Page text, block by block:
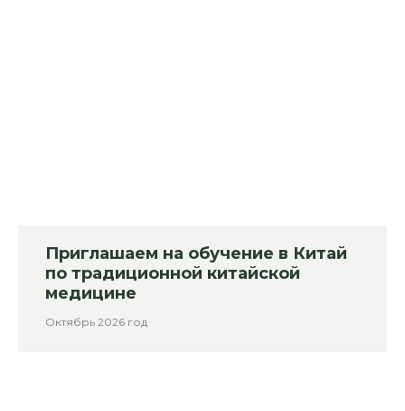
Приглашаем на обучение в Китай
по традиционной китайской
медицине
Октябрь 2026 год